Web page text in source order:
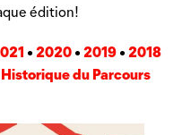
édition!
• 2020 • 2019 • 2018
Historique du Parcours